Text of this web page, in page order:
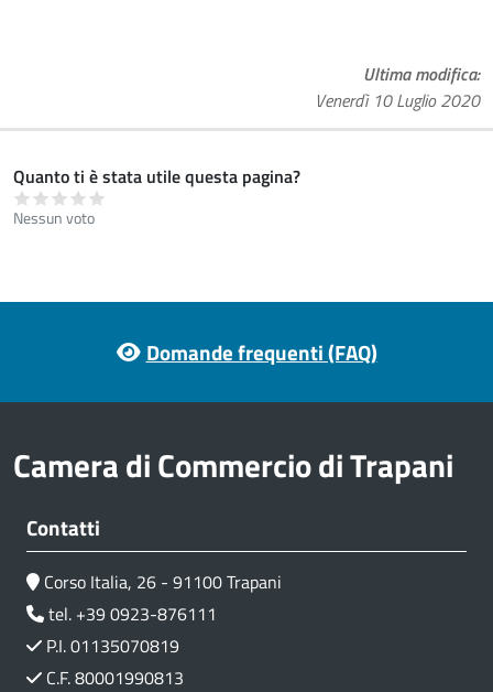
Ultima modifica
Venerdì 10 Luglio 2020
Quanto ti è stata utile questa pagina?
Nessun voto
Domande frequenti (FAQ)
Camera di Commercio di Trapani
Contatti
Corso Italia, 26 - 91100 Trapani
tel. +39 0923-876111
P.I. 01135070819
C.F. 80001990813